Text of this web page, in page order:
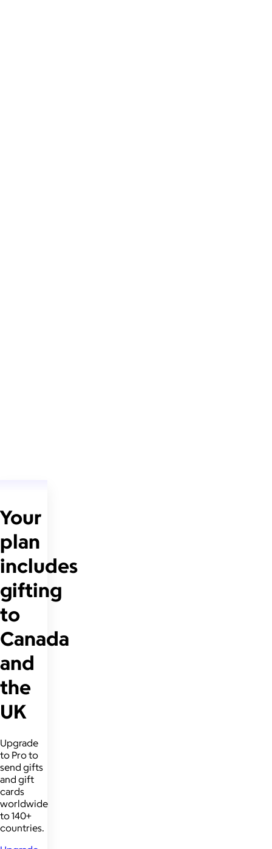
Your
plan
includes
gifting
to
Canada
and
the
UK
Upgrade
to Pro to
send gifts
and gift
cards
worldwide
to 140+
countries.